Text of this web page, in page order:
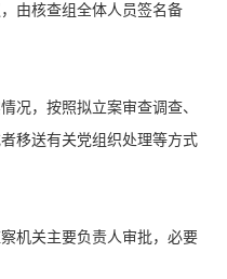
由核查组全体人员签名备
况，按照拟立案审查调查、
移送有关党组织处理等方式
机关主要负责人审批，必要